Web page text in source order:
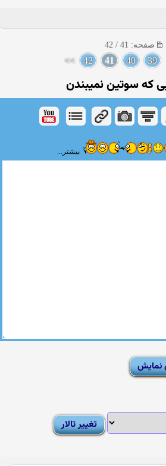
صفحه: 41 / 42
39
40
41
42
>>
كه سوتین نمیبندن
بیشتر...